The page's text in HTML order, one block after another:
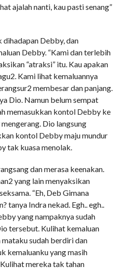
ajalah nanti, kau pasti senang”
Debby, dan
Debby. “Kami dan terlebih
“atraksi” itu. Kau apakan
Kami lihat kemaluannya
membesar dan panjang.
Dio. Namun belum sempat
memasukkan kontol Debby ke
Dio langsung
kontol Debby maju mundur
tak kuasa menolak.
dan merasa keenakan.
yang lain menyaksikan
“Eh, Deb Gimana
tanya Indra nekad. Egh.. egh..
yang nampaknya sudah
tersebut. Kulihat kemaluan
sudah berdiri dan
kemaluanku yang masih
mereka tak tahan